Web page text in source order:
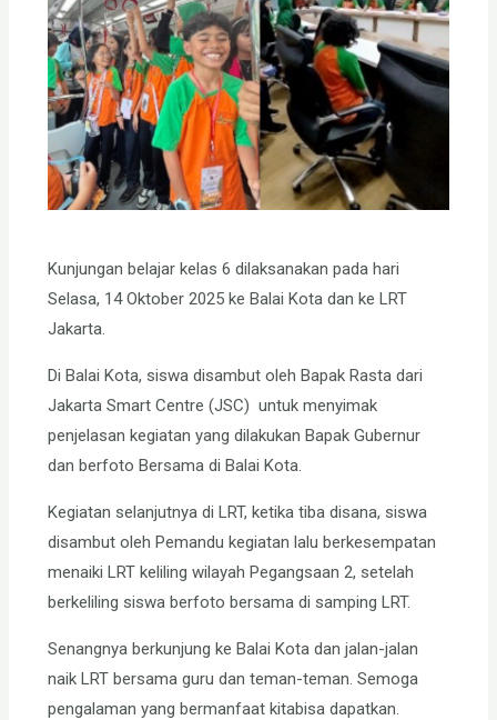
Kunjungan belajar kelas 6 dilaksanakan pada hari
Selasa, 14 Oktober 2025 ke Balai Kota dan ke LRT
Jakarta.
Di Balai Kota, siswa disambut oleh Bapak Rasta dari
Jakarta Smart Centre (JSC) untuk menyimak
penjelasan kegiatan yang dilakukan Bapak Gubernur
dan berfoto Bersama di Balai Kota.
Kegiatan selanjutnya di LRT, ketika tiba disana, siswa
disambut oleh Pemandu kegiatan lalu berkesempatan
menaiki LRT keliling wilayah Pegangsaan 2, setelah
berkeliling siswa berfoto bersama di samping LRT.
Senangnya berkunjung ke Balai Kota dan jalan-jalan
naik LRT bersama guru dan teman-teman. Semoga
pengalaman yang bermanfaat kitabisa dapatkan.